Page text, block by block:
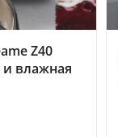
Z40
и влажная